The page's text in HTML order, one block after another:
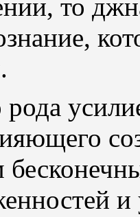
то
рода
и